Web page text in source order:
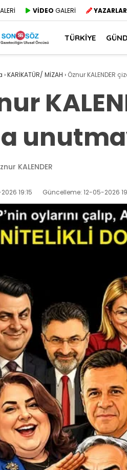
VİDEO GALERİ YAZARLAR
TÜRKİYE
›KARİKATÜR/ MİZAH › Öznur
KALENDER
19:15 Güncelleme: 12-05-2026